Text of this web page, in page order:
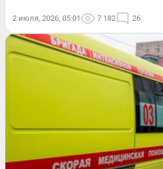
2 июля, 2026, 05:01 7 182 26